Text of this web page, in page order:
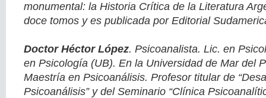
monumental: la Historia Crítica de la Literatura
doce tomos y es publicada por Editorial
Doctor Héctor López. Psicoanalista. Lic. en
en Psicología (UB). En la Universidad de Mar del
Maestría en Psicoanálisis. Profesor titular de
Psicoanálisis” y del Seminario “Clínica